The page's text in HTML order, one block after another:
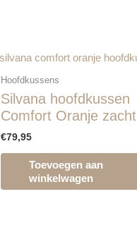
Hoofdkussens
Silvana hoofdkussen
Comfort Oranje zacht
€79,95
Toevoegen aan
winkelwagen